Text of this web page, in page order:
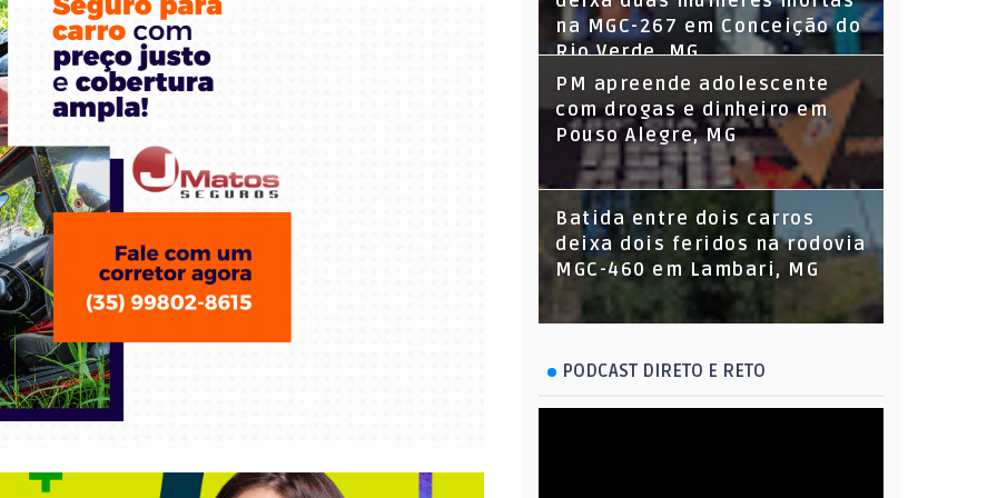
na MGC-267 em Conceição do
Rio Verde, MG
PM apreende adolescente
com drogas e dinheiro em
Pouso Alegre, MG
Batida entre dois carros
deixa dois feridos na rodovia
MGC-460 em Lambari, MG
PODCAST DIRETO E RETO